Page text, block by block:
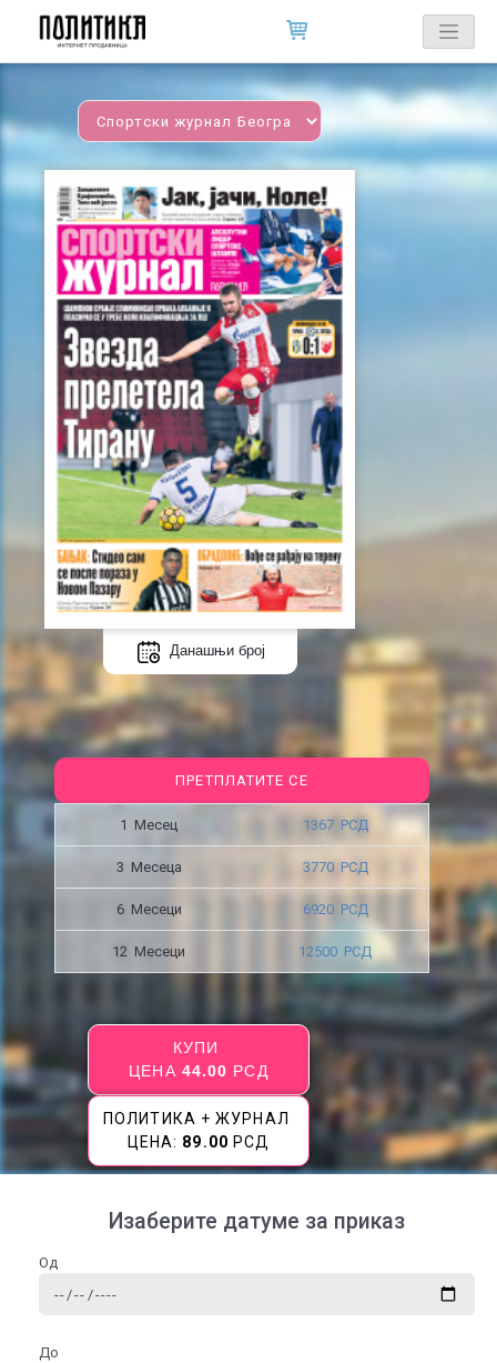
Данашњи број
ПРЕТПЛАТИТЕ СЕ
1 Месец 1367 РСД
3 Месецa 3770 РСД
6 Месеци 6920 РСД
12 Месеци 12500 РСД
КУПИ
ЦЕНА 44.00 РСД
ПОЛИТИКА + ЖУРНАЛ
ЦЕНА: 89.00 РСД
Изаберите датуме за приказ
Од
До